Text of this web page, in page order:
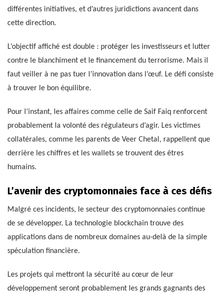
différentes initiatives, et d’autres juridictions avancent dans
cette direction.
L’objectif affiché est double : protéger les investisseurs et lutter
contre le blanchiment et le financement du terrorisme. Mais il
faut veiller à ne pas tuer l’innovation dans l’œuf. Le défi consiste
à trouver le bon équilibre.
Pour l’instant, les affaires comme celle de Saif Faiq renforcent
probablement la volonté des régulateurs d’agir. Les victimes
collatérales, comme les parents de Veer Chetal, rappellent que
derrière les chiffres et les wallets se trouvent des êtres
humains.
L’avenir des cryptomonnaies face à ces défis
Malgré ces incidents, le secteur des cryptomonnaies continue
de se développer. La technologie blockchain trouve des
applications dans de nombreux domaines au-delà de la simple
spéculation financière.
Les projets qui mettront la sécurité au cœur de leur
développement seront probablement les grands gagnants des